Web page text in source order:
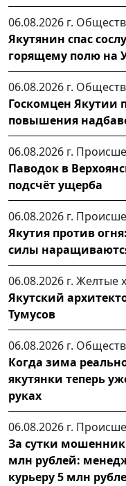
06.08.2026 г.
Якутянин спас
горящему полю на
06.08.2026 г.
Госкомцен Якутии
повышения
06.08.2026 г.
Паводок в
подсчёт ущерба
06.08.2026 г.
Якутия против
силы
06.08.2026 г. Желтые
Якутский
Тумусов
06.08.2026 г.
Когда зима
якутянки теперь
руках
06.08.2026 г.
За сутки
млн рублей:
курьеру 5 млн